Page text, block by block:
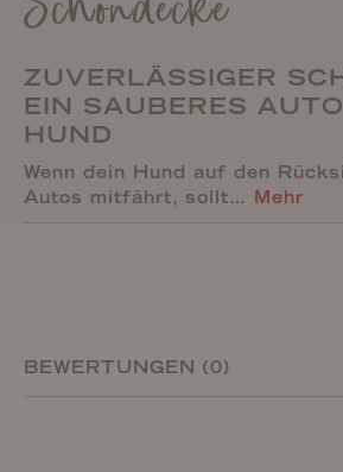
ZUVERLÄSSIGER
EIN SAUBERES
HUND
Wenn dein Hund auf den
Autos mitfährt, sollt… Mehr
BEWERTUNGEN (0)